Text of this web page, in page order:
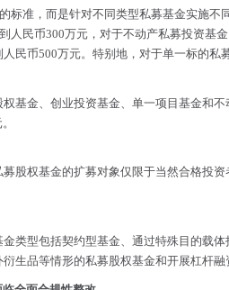
标准，而是针对不同类型私募基金实施
人民币300万元，对于不动产私募投资基
民币500万元。特别地，对于单一标的
基金、创业投资基金、单一项目基金和
股权基金的扩募对象仅限于当然合格投
类型包括契约型基金、通过特殊目的载
生品等情形的私募股权基金和开展杠杆融